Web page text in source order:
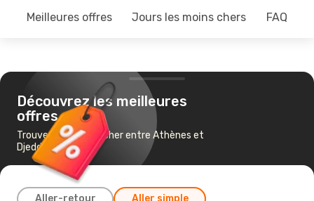
Meilleures offres Jours les moins chers FAQ
Découvrez les meilleures
offres
Trouvez un vol pas cher entre Athènes et
Djeddah
Aller-retour Aller simple